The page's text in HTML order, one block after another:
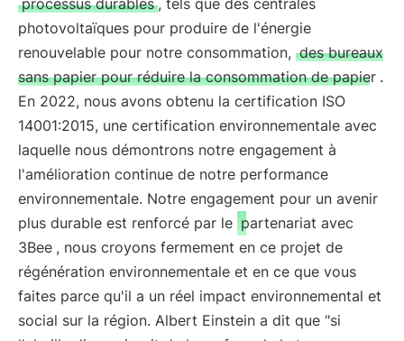
processus durables , tels que des centrales
photovoltaïques pour produire de l'énergie
renouvelable pour notre consommation, des bureaux
sans papier pour réduire la consommation de papier .
En 2022, nous avons obtenu la certification ISO
14001:2015, une certification environnementale avec
laquelle nous démontrons notre engagement à
l'amélioration continue de notre performance
environnementale. Notre engagement pour un avenir
plus durable est renforcé par le partenariat avec
3Bee , nous croyons fermement en ce projet de
régénération environnementale et en ce que vous
faites parce qu'il a un réel impact environnemental et
social sur la région. Albert Einstein a dit que "si